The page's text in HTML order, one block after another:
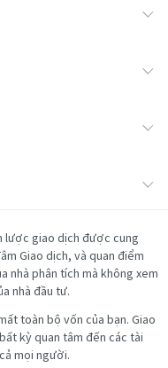
lược giao dịch được cung
Giao dịch, và quan điểm
nhà phân tích mà không xem
nhà đầu tư.
toàn bộ vốn của bạn. Giao
kỳ quan tâm đến các tài
mọi người.